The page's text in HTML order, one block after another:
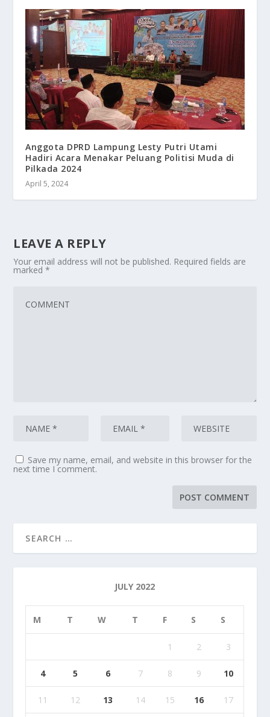
Anggota DPRD Lampung Lesty Putri Utami
Hadiri Acara Menakar Peluang Politisi Muda di
Pilkada 2024
April 5, 2024
LEAVE A REPLY
Your email address will not be published. Required fields are
marked*
Save my name, email, and website in this browser for the
next time I comment.
JULY 2022
M T W T F S S
1 2 3
4 5 6 7 8 9 10
11 12 13 14 15 16 17